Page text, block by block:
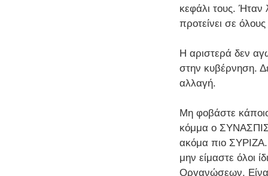
κεφάλι τους. Ήταν
προτείνει σε
Η αριστερά δεν
στην κυβέρνηση.
αλλαγή.
Μη φοβάστε
κόμμα ο
ακόμα πιο ΣΥΡΙΖΑ.
μην είμαστε όλοι
Οργανώσεων.